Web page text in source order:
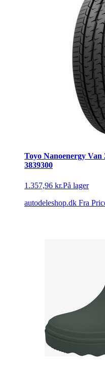
Toyo Nanoenergy
3839300
1.357,96 kr.På lager
autodeleshop.dk Fra